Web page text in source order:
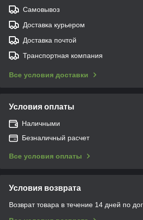
Самовывоз
Доставка курьером
Доставка почтой
Транспортная компания
Все условия доставки
Условия оплаты
Наличными
Безналичный расчет
Все условия оплаты
Условия возврата
Возврат товара в течение 14 дней по